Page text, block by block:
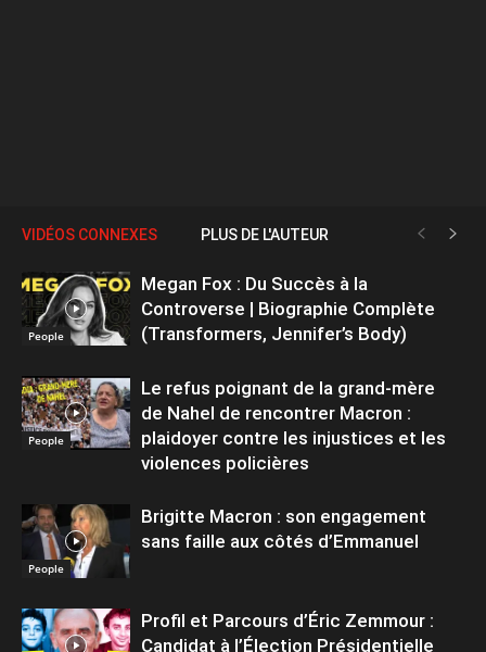
VIDÉOS CONNEXES PLUS DE L'AUTEUR
People
Megan Fox : Du Succès à la
Controverse | Biographie Complète
(Transformers, Jennifer’s Body)
People
Le refus poignant de la grand-mère
de Nahel de rencontrer Macron :
plaidoyer contre les injustices et les
violences policières
People
Brigitte Macron : son engagement
sans faille aux côtés d’Emmanuel
Profil et Parcours d’Éric Zemmour :
Candidat à l’Élection Présidentielle